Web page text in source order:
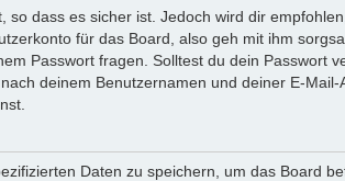
dass es sicher ist. Jedoch wird dir
für das Board, also geh mit ihm
Passwort fragen. Solltest du dein Passwort
deinem Benutzernamen und deiner E-
Daten zu speichern, um das Board